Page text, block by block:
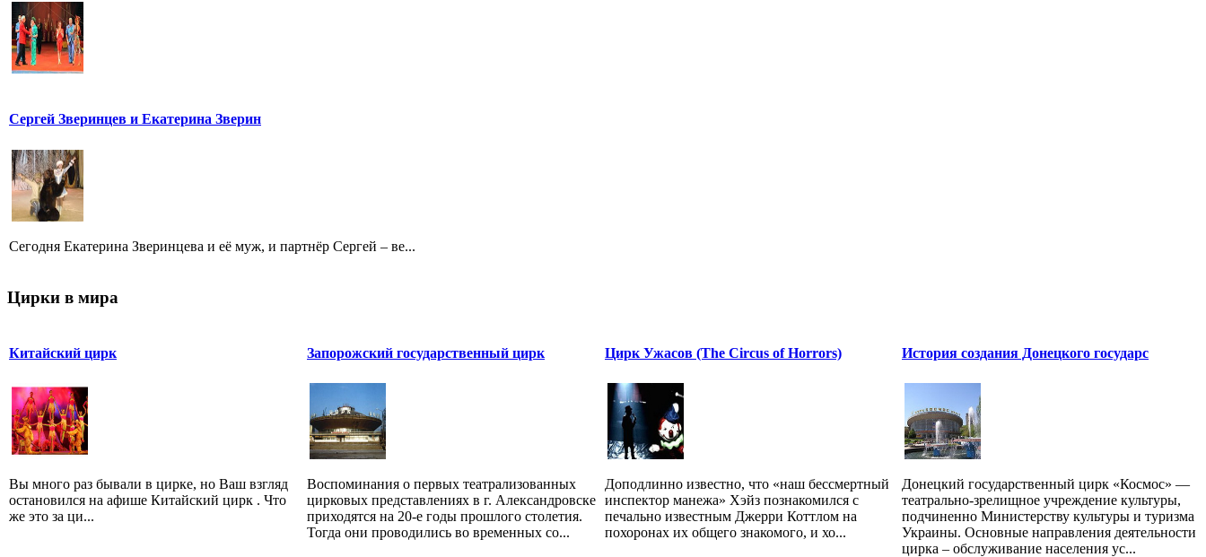
Сергей Зверинцев и Екатерина Зверин
Сегодня Екатерина Зверинцева и её муж, и партнёр Сергей – ве...
Цирки в мира
Китайский цирк
Вы много раз бывали в цирке, но Ваш взгляд
остановился на афише Китайский цирк . Что
же это за ци...
Запорожский государственный цирк
Воспоминания о первых театрализованных
цирковых представлениях в г. Александровске
приходятся на 20-е годы прошлого столетия.
Тогда они проводились во временных со...
Цирк Ужасов (The Circus of Horrors)
Доподлинно известно, что «наш бессмертный
инспектор манежа» Хэйз познакомился с
печально известным Джерри Коттлом на
похоронах их общего знакомого, и хо...
История создания Донецкого государс
Донецкий государственный цирк «Космос» —
театрально-зрелищное учреждение культуры,
подчиненно Министерству культуры и туризма
Украины. Основные направления деятельности
цирка – обслуживание населения ус...